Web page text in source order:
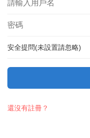
安全提問(未設置請忽略)
還沒有註冊？